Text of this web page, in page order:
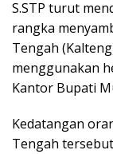
S.STP turut
rangka
Tengah
menggunakan
Kantor Bupati
Kedatangan
Tengah